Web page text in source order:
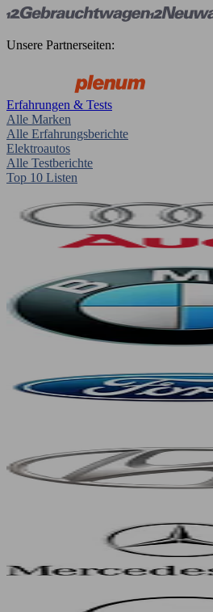
Unsere Partnerseiten:
Erfahrungen & Tests
Alle Marken
Alle Erfahrungsberichte
Elektroautos
Alle Testberichte
Top 10 Listen